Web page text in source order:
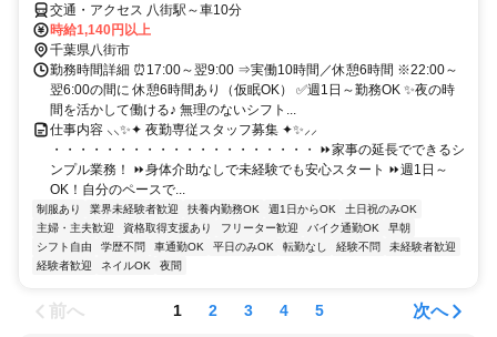
交通・アクセス 八街駅～車10分
時給1,140円以上
千葉県八街市
勤務時間詳細 ⏰17:00～翌9:00 ⇒実働10時間／休憩6時間 ※22:00～
翌6:00の間に 休憩6時間あり（仮眠OK） ✅週1日～勤務OK ✨夜の時
間を活かして働ける♪ 無理のないシフト...
仕事内容 ⸜⸜✨✦ 夜勤専従スタッフ募集 ✦✨⸝⸝
・・・・・・・・・・・・・・・・・・・・ ⏩家事の延長でできるシ
ンプル業務！ ⏩身体介助なしで未経験でも安心スタート ⏩週1日～
OK！自分のペースで...
制服あり 業界未経験者歓迎 扶養内勤務OK 週1日からOK
土日祝のみOK
主婦・主夫歓迎
資格取得支援あり フリーター歓迎 バイク通勤OK
早朝
シフト自由
学歴不問 車通勤OK 平日のみOK 転勤なし 経験不問
未経験者歓迎
経験者歓迎
ネイルOK 夜間
前へ 1 2 3 4 5 次へ